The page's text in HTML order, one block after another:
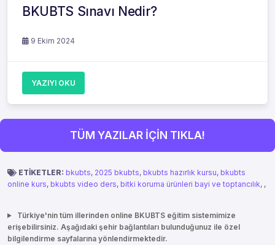
BKUBTS Sınavı Nedir?
9 Ekim 2024
YAZIYI OKU
TÜM YAZILAR İÇİN TIKLA!
ETİKETLER: bkubts, 2025 bkubts, bkubts hazırlık kursu, bkubts
online kurs, bkubts video ders, bitki koruma ürünleri bayi ve toptancılık, ,
Türkiye'nin tüm illerinden online BKUBTS eğitim sistemimize
erişebilirsiniz. Aşağıdaki şehir bağlantıları bulunduğunuz ile özel
bilgilendirme sayfalarına yönlendirmektedir.